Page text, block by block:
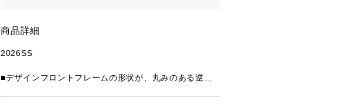
商品詳細
2026SS
■デザインフロントフレームの形状が、丸みのある逆三